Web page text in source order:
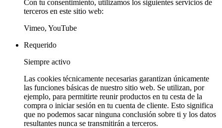
Con tu consentimiento, utilizamos los siguientes servicios de
terceros en este sitio web:
Vimeo, YouTube
Requerido
Siempre activo
Las cookies técnicamente necesarias garantizan únicamente
las funciones básicas de nuestro sitio web. Se utilizan, por
ejemplo, para permitirte reunir productos en tu cesta de la
compra o iniciar sesión en tu cuenta de cliente. Esto significa
que no podemos sacar ninguna conclusión sobre ti y los datos
resultantes nunca se transmitirán a terceros.